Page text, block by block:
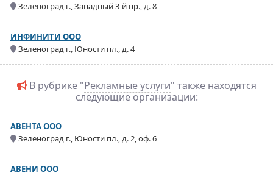
Зеленоград г., Западный 3-й пр., д. 8
ИНФИНИТИ ООО
Зеленоград г., Юности пл., д. 4
В рубрике "Рекламные услуги" также находятся
следующие организации:
АВЕНТА ООО
Зеленоград г., Юности пл., д. 2, оф. 6
АВЕНИ ООО